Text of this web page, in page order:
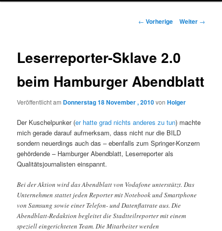
Beitrags-
← Vorherige Weiter →
Leserreporter-Sklave 2.0
beim Hamburger Abendblatt
Veröffentlicht am Donnerstag 18 November , 2010vonHolger
Der Kuschelpunker (er hatte grad nichts anderes zu tun) machte
mich gerade darauf aufmerksam, dass nicht nur die BILD
sondern neuerdings auch das – ebenfalls zum Springer-Konzern
gehördende – Hamburger Abendblatt, Leserreporter als
Qualitätsjournalisten einspannt.
Bei der Aktion wird das Abendblatt von Vodafone unterstützt. Das
Unternehmen stattet jeden Reporter mit Notebook und Smartphone
von Samsung sowie einer Telefon- und Datenflatrate aus. Die
Abendblatt-Redaktion begleitet die Stadtteilreporter mit einem
speziell eingerichteten Team. Die Mitarbeiter werden